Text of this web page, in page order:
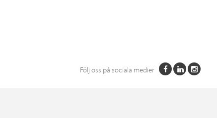
Följ oss på sociala medier